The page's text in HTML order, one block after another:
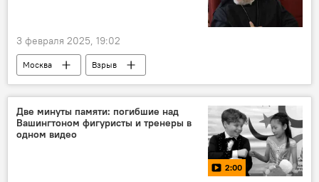
3 февраля 2025, 19:02
Москва
Взрыв
Армянская Апостольская церковь
Две минуты памяти: погибшие над
Вашингтоном фигуристы и тренеры в
одном видео
2:00